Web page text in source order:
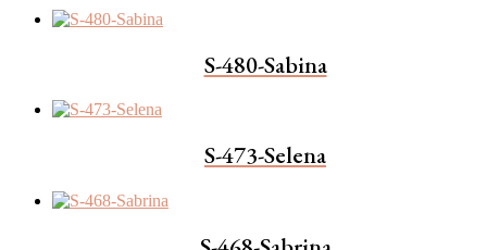
S-480-Sabina
S-473-Selena